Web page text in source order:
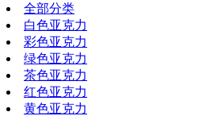
全部分类
白色亚克力
彩色亚克力
绿色亚克力
茶色亚克力
红色亚克力
黄色亚克力